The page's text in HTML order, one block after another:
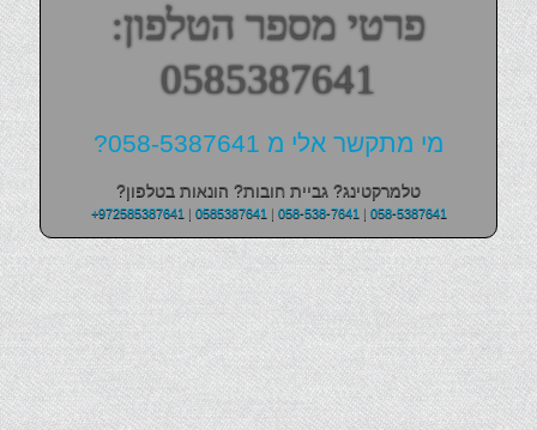
פרטי מספר הטלפון:
0585387641
מי מתקשר אלי מ 058-5387641?
טלמרקטינג? גביית חובות? הונאות בטלפון?
+972585387641| 0585387641| 058-538-7641| 058-5387641